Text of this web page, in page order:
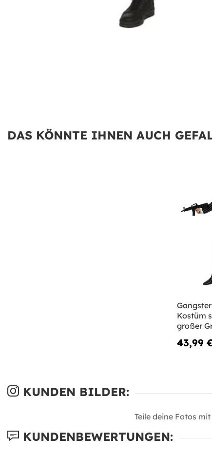
DAS KÖNNTE IHNEN AUCH
Kostüm
großer
43,99
KUNDEN BILDER:
Teile deine Fotos
KUNDENBEWERTUNGEN: